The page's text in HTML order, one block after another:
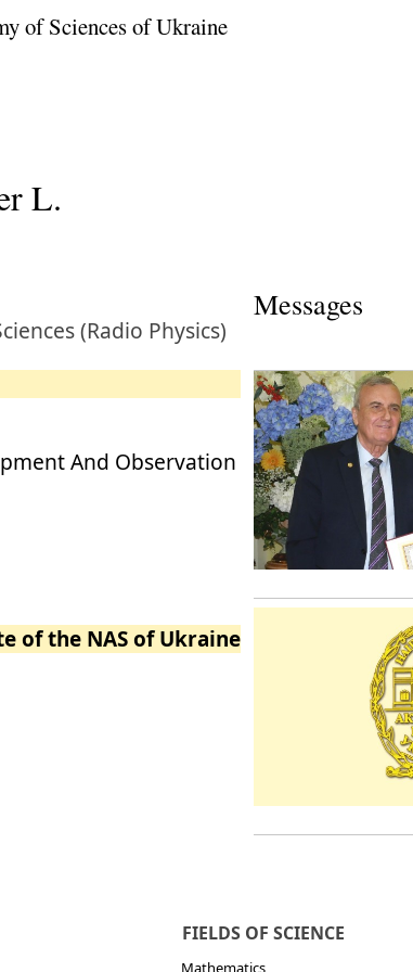
of Sciences of Ukraine
L.
(Radio Physics)
And Observation
of the NAS of Ukraine
Messages
FIELDS OF SCIENCE
Mathematics